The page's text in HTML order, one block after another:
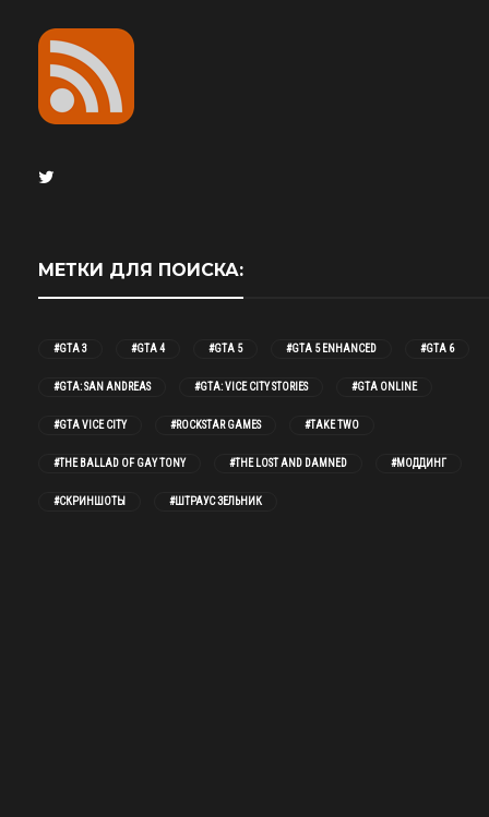
МЕТКИ ДЛЯ ПОИСКА:
#GTA 3 #GTA 4 #GTA 5 #GTA 5 ENHANCED #GTA 6
#GTA: SAN ANDREAS #GTA: VICE CITY STORIES #GTA ONLINE
#GTA VICE CITY #ROCKSTAR GAMES #TAKE TWO
#THE BALLAD OF GAY TONY #THE LOST AND DAMNED #МОДДИНГ
#СКРИНШОТЫ #ШТРАУС ЗЕЛЬНИК